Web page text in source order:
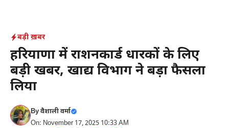
content
बड़ी ख़बर
हरियाणा में राशनकार्ड धारकों के लिए
बड़ी खबर, खाद्य विभाग ने बड़ा फैसला
लिया
Byवैशाली वर्मा
On: November 17, 2025 10:33 AM